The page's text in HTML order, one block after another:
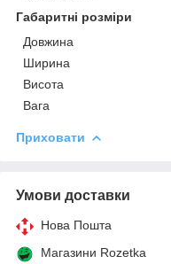
Габаритні розміри
Довжина
Ширина
Висота
Вага
Приховати
Умови доставки
Нова Пошта
Магазини Rozetka